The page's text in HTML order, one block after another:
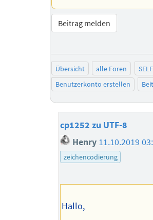
Beitrag melden
Übersicht alle Foren
Benutzerkonto erstellen
cp1252 zu UTF-8
Henry 11.10.2019
zeichencodierung
Hallo,